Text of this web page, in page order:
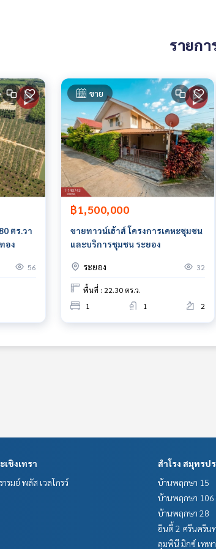
ว่า 3,000 รายการ
ผู้นำด้านธุรกิจนายหน้า ตัวแทนอสังหาริมทรัพย์ครบวง
สรรค์ เพื่อส่งมอบบริการที่ดีที่สุดเพื่อคุณ ให้บริการด้าน ซื้อ ข
รายกา
ตร.วา
อง
56
ขาย
฿1,500,000
ขายทาวน์เฮ้าส์ โครงการเคหะชุมชน
และบริการชุมชน ระยอง
ระยอง 32
พื้นที่ : 22.30 ตร.ว.
1
1 2
เชิงเทรา
ารมย์ พลัส เวลโกรว์
สำโรง สมุทรป
บ้านพฤกษา 15
บ้านพฤกษา 106
บ้านพฤกษา 28
อินดี้ 2 ศรีนคริน
ลุมพินี มิกซ์ เทพ